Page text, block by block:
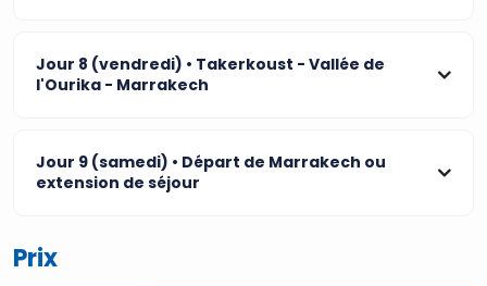
Jour 8 (vendredi) • Takerkoust - Vallée de
l'Ourika - Marrakech
Jour 9 (samedi) • Départ de Marrakech ou
extension de séjour
Prix